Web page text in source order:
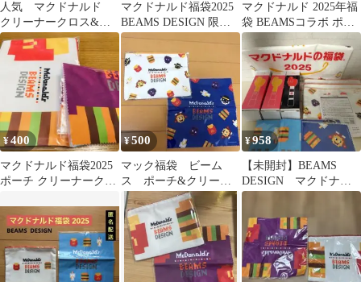
人気 マクドナルド
クリーナークロス&ポ
ーチ
マクドナルド福袋2025
BEAMS DESIGN 限定
グッズ 3点
マクドナルド 2025年福
袋 BEAMSコラボ ポー
チ クリーナークロス
¥400
マクドナルド福袋2025
ポーチ クリーナークロ
¥500
マック福袋 ビーム
ス ポーチ&クリーナ
ークロス
¥958
【未開封】BEAMS
DESIGN マクドナル
ド